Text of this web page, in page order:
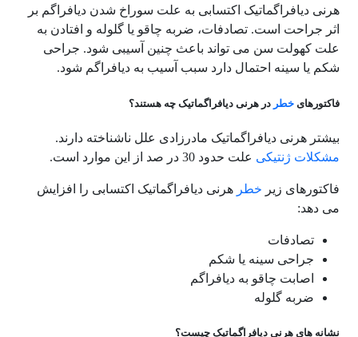
هرنی دیافراگماتیک اکتسابی به علت سوراخ شدن دیافراگم بر
اثر جراحت است. تصادفات، ضربه چاقو یا گلوله و افتادن به
علت کهولت سن می تواند باعث چنین آسیبی شود. جراحی
شکم یا سینه احتمال دارد سبب آسیب به دیافراگم شود.
فاکتورهای خطر در هرنی دیافراگماتیک چه هستند؟
بیشتر هرنی دیافراگماتیک مادرزادی علل ناشناخته دارند.
مشکلات ژنتیکی علت حدود 30 در صد از این موارد است.
فاکتورهای زیر خطر هرنی دیافراگماتیک اکتسابی را افزایش
می دهد:
تصادفات
جراحی سینه یا شکم
اصابت چاقو به دیافراگم
ضربه گلوله
نشانه های هرنی دیافراگماتیک چیست؟